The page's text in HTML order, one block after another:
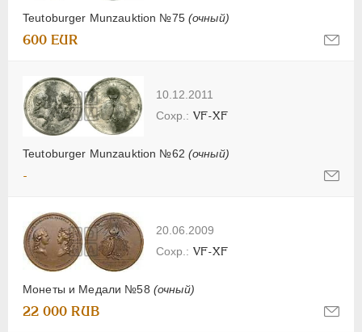
Teutoburger Munzauktion №75 (очный)
600 EUR
10.12.2011
Teutoburger Munzauktion №62 (очный)
VF-XF
-
20.06.2009
Монеты и Медали №58 (очный)
VF-XF
22 000 RUB